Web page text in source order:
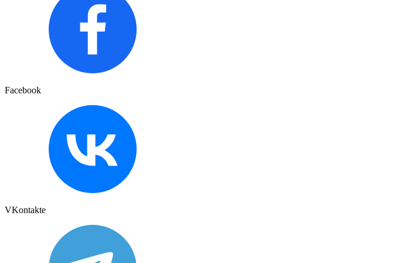
Facebook
VKontakte